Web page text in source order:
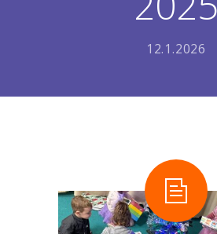
-- Základní informace
-- Dokumenty ke stažení
-- Přihláška - formulář
12.1.2026